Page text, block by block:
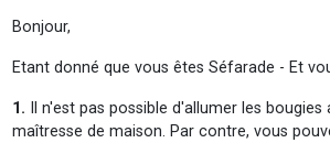
Bonjour,
Etant donné que vous êtes Séfarade - Et
1. Il n'est pas possible d'allumer les
maîtresse de maison. Par contre, vous